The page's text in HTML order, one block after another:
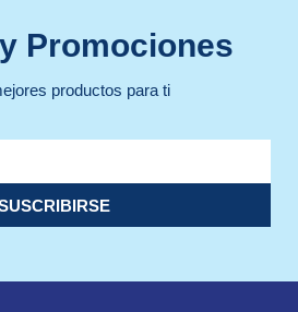
Promociones
productos para ti